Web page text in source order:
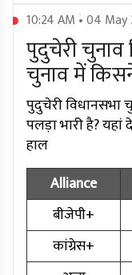
10:24 AM • 04 May
पुदुचेरी चुनाव
चुनाव में
पुदुचेरी विधानसभा
पलड़ा भारी है?
हाल
Alliance
बीजेपी+
कांग्रेस+